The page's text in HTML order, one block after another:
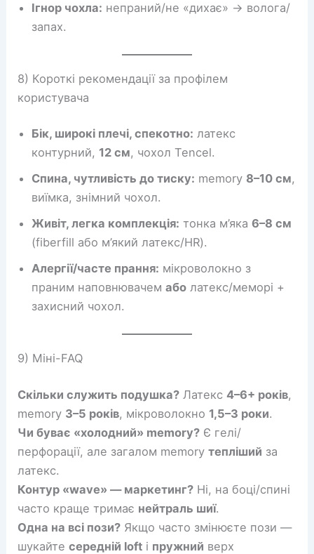
Ігнор чохла: непраний/не «дихає» → волога/
запах.
8) Короткі рекомендації за профілем
користувача
Бік, широкі плечі, спекотно: латекс
контурний, 12 см, чохол Tencel.
Спина, чутливість до тиску: memory 8–10 см,
виїмка, знімний чохол.
Живіт, легка комплекція: тонка м’яка6–8 см
(fiberfill або м’який латекс/HR).
Алергії/часте прання: мікроволокно з
праним наповнювачемабо латекс/меморі +
захисний чохол.
9) Міні-FAQ
Скільки служить подушка? Латекс4–6+ років,
memory 3–5 років, мікроволокно 1,5–3 роки.
Чи буває «холодний» memory? Є гелі/
перфорації, але загалом memoryтепліший за
латекс.
Контур «wave» — маркетинг? Ні, на боці/спині
часто краще тримає нейтраль шиї.
Одна на всі пози? Якщо часто змінюєте пози —
шукайтесередній loft і пружний верх